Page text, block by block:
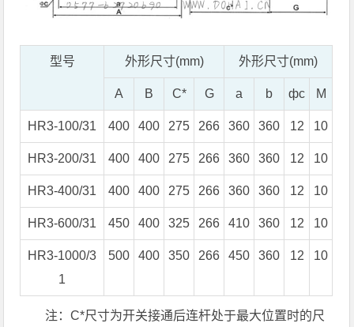
型号 外形尺寸(mm) 外形尺寸(mm)
A B C* G a b фc M
HR3-100/31 400 400 275 266 360 360 12 10
HR3-200/31 400 400 275 266 360 360 12 10
HR3-400/31 400 400 275 266 360 360 12 10
HR3-600/31 450 400 325 266 410 360 12 10
HR3-1000/3
1
500 400 350 266 450 360 12 10
注：C*尺寸为开关接通后连杆处于最大位置时的尺